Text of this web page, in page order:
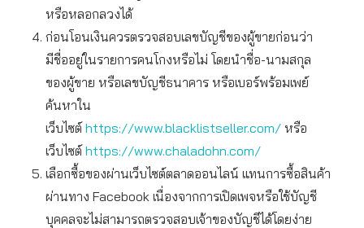
หรือหลอกลวงได้
ก่อนโอนเงินควรตรวจสอบเลขบัญชีของผู้ขายก่อนว่า
มีชื่ออยู่ในรายการคนโกงหรือไม่ โดยนำชื่อ-นามสกุล
ของผู้ขาย หรือเลขบัญชีธนาคาร หรือเบอร์พร้อมเพย์
ค้นหาใน
เว็บไซต์ https://www.blacklistseller.com/ หรือ
เว็บไซต์ https://www.chaladohn.com/
เลือกซื้อของผ่านเว็บไซต์ตลาดออนไลน์ แทนการซื้อสินค้า
ผ่านทาง Facebook เนื่องจากการเปิดเพจหรือใช้บัญชี
บุคคลจะไม่สามารถตรวจสอบเจ้าของบัญชีได้โดยง่าย